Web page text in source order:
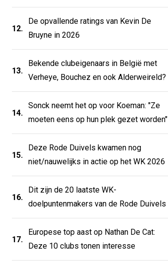
12.
De opvallende ratings van Kevin De
Bruyne in 2026
13.
Bekende clubeigenaars in België met
Verheye, Bouchez en ook Alderweireld?
14.
Sonck neemt het op voor Koeman: "Ze
moeten eens op hun plek gezet worden"
15.
Deze Rode Duivels kwamen nog
niet/nauwelijks in actie op het WK 2026
16.
Dit zijn de 20 laatste WK-
doelpuntenmakers van de Rode Duivels
17.
Europese top aast op Nathan De Cat:
Deze 10 clubs tonen interesse